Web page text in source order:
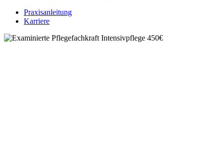
Praxisanleitung
Karriere